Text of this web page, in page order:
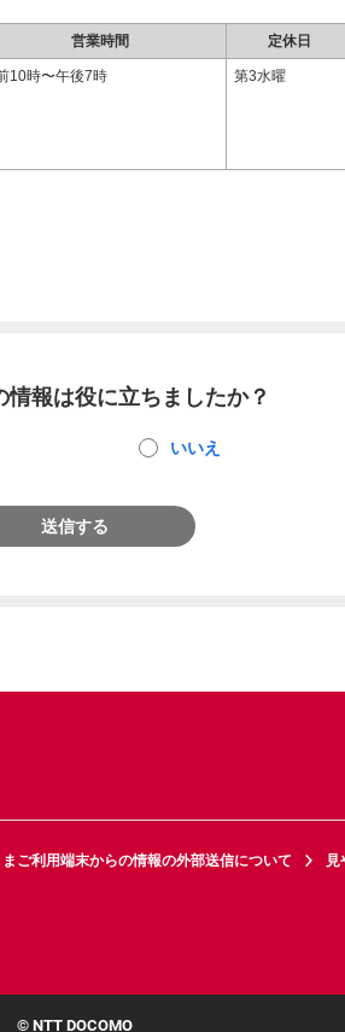
営業時間 定休日
10時〜午後7時 第3水曜
情報は役に立ちましたか？
いいえ
送信する
まご利用端末からの情報の外部送信について
見
© NTT DOCOMO